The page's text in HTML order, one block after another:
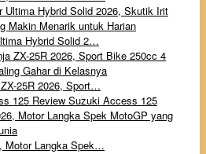
Hybrid Solid 2…
25R 2026, Sport…
Review Suzuki Access 125
Motor Langka Spek…